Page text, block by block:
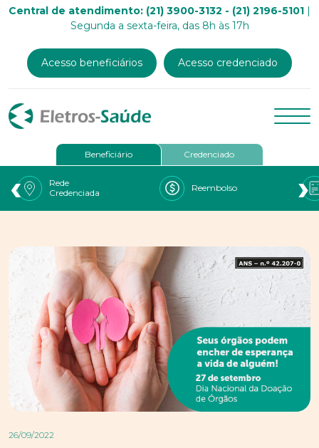
Central de atendimento: (21) 3900-3132 - (21) 2196-5101 |
Segunda a sexta-feira, das 8h às 17h
Acesso beneficiários Acesso credenciado
Beneficiário Credenciado
Rede
Credenciada
Reembolso
‹ ›
26/09/2022